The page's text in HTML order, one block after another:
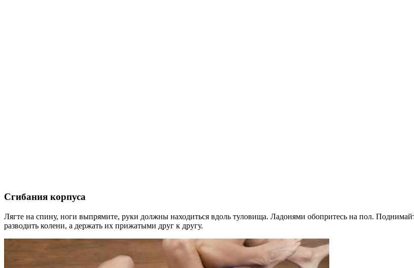
Сгибания корпуса
Лягте на спину, ноги выпрямите, руки должны находиться вдоль туловища. Ладонями обопритесь на пол.
разводить колени, а держать их прижатыми друг к другу.